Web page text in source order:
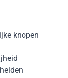
knopen